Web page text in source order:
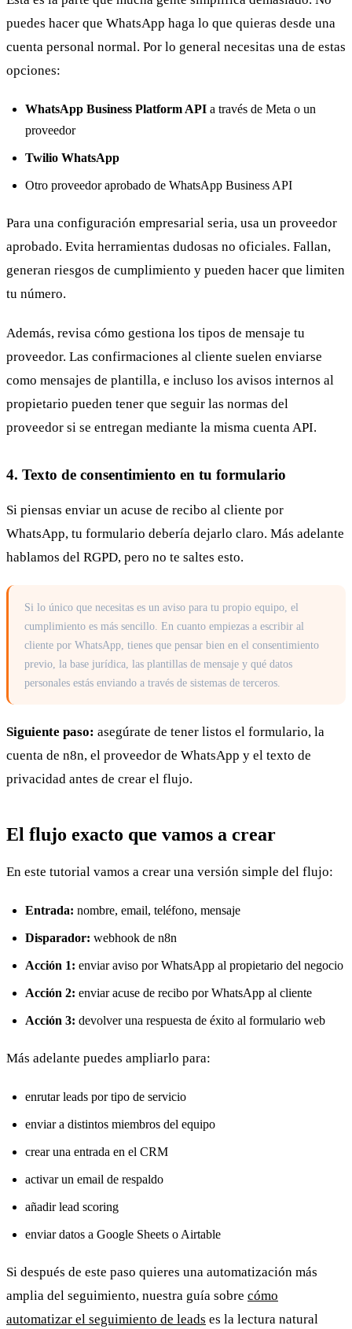
puedes hacer que WhatsApp haga lo que quieras desde una
cuenta personal normal. Por lo general necesitas una de estas
opciones:
WhatsApp Business Platform API a través de Meta o un
proveedor
Twilio WhatsApp
Otro proveedor aprobado de WhatsApp Business API
Para una configuración empresarial seria, usa un proveedor
aprobado. Evita herramientas dudosas no oficiales. Fallan,
generan riesgos de cumplimiento y pueden hacer que limiten
tu número.
Además, revisa cómo gestiona los tipos de mensaje tu
proveedor. Las confirmaciones al cliente suelen enviarse
como mensajes de plantilla, e incluso los avisos internos al
propietario pueden tener que seguir las normas del
proveedor si se entregan mediante la misma cuenta API.
4. Texto de consentimiento en tu formulario
Si piensas enviar un acuse de recibo al cliente por
WhatsApp, tu formulario debería dejarlo claro. Más adelante
hablamos del RGPD, pero no te saltes esto.
Si lo único que necesitas es un aviso para tu propio equipo, el
cumplimiento es más sencillo. En cuanto empiezas a escribir al
cliente por WhatsApp, tienes que pensar bien en el consentimiento
previo, la base jurídica, las plantillas de mensaje y qué datos
personales estás enviando a través de sistemas de terceros.
Siguiente paso: asegúrate de tener listos el formulario, la
cuenta de n8n, el proveedor de WhatsApp y el texto de
privacidad antes de crear el flujo.
El flujo exacto que vamos a crear
En este tutorial vamos a crear una versión simple del flujo:
Entrada: nombre, email, teléfono, mensaje
Disparador: webhook de n8n
Acción 1: enviar aviso por WhatsApp al propietario del negocio
Acción 2: enviar acuse de recibo por WhatsApp al cliente
Acción 3: devolver una respuesta de éxito al formulario web
Más adelante puedes ampliarlo para:
enrutar leads por tipo de servicio
enviar a distintos miembros del equipo
crear una entrada en el CRM
activar un email de respaldo
añadir lead scoring
enviar datos a Google Sheets o Airtable
Si después de este paso quieres una automatización más
amplia del seguimiento, nuestra guía sobre cómo
automatizar el seguimiento de leads es la lectura natural